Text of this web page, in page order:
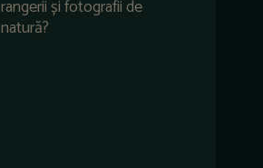
rangerii și fotografii de
natură?